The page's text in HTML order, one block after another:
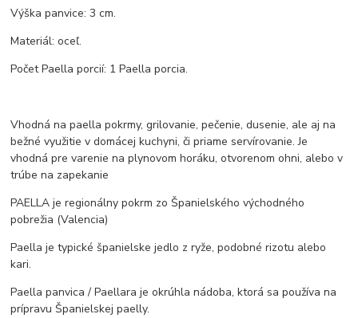
Výška panvice: 3 cm.
Materiál: oceľ.
Počet Paella porcií: 1 Paella porcia.
Vhodná na paella pokrmy, grilovanie, pečenie, dusenie, ale aj na
bežné využitie v domácej kuchyni, či priame servírovanie. Je
vhodná pre varenie na plynovom horáku, otvorenom ohni, alebo v
trúbe na zapekanie
PAELLA je regionálny pokrm zo Španielského východného
pobrežia (Valencia)
Paella je typické španielske jedlo z ryže, podobné rizotu alebo
kari.
Paella panvica / Paellara je okrúhla nádoba, ktorá sa používa na
prípravu Španielskej paelly.